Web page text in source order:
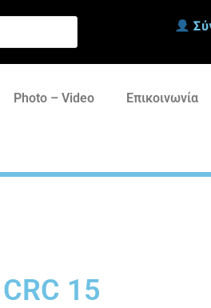
Photo – Video Επικοινωνία
15